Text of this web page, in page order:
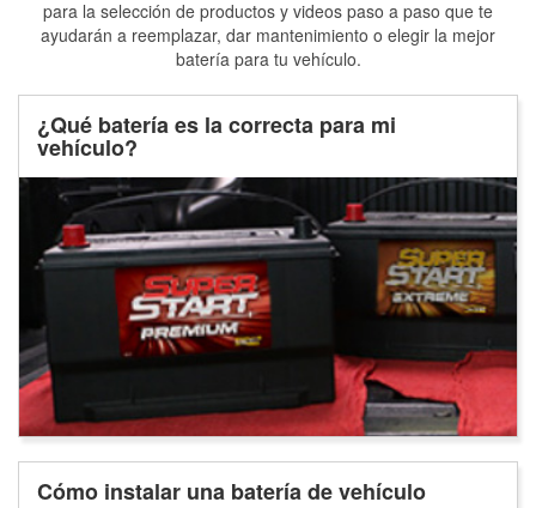
para la selección de productos y videos paso a paso que te
ayudarán a reemplazar, dar mantenimiento o elegir la mejor
batería para tu vehículo.
¿Qué batería es la correcta para mi
vehículo?
Cómo instalar una batería de vehículo